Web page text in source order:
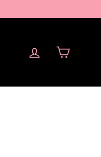
Log ind